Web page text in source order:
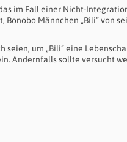
im Fall einer Nicht-
Männchen „Bili“ von
um „Bili“ eine
Andernfalls sollte versucht